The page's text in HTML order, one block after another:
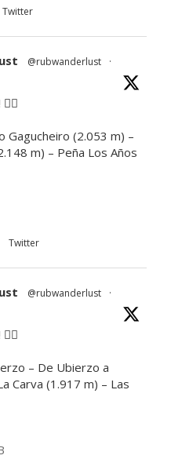
Twitter
@rubwanderlust
·
Gagucheiro (2.053 m) –
m) – Peña Los Años
Twitter
@rubwanderlust
·
– De Ubierzo a
Carva (1.917 m) – Las